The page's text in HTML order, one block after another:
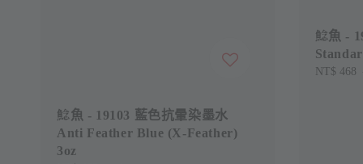
鯰魚 - 19103 藍色抗暈染墨水
Anti Feather Blue (X-Feather)
3oz
鯰魚 -
Sale
NT$ 468